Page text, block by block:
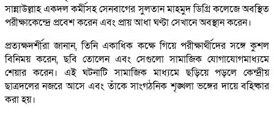
সান্নাউল্লাহ একদল কর্মীসহ সেনবাগের সুলতান মাহমুদ ডিগ্রি কলেজে অবস্থিত
পরীক্ষাকেন্দ্রে প্রবেশ করেন এবং প্রায় আধা ঘণ্টা সেখানে অবস্থান করেন।
প্রত্যক্ষদর্শীরা জানান, তিনি একাধিক কক্ষে গিয়ে পরীক্ষার্থীদের সঙ্গে কুশল
বিনিময় করেন, ছবি তোলেন এবং সেগুলো সামাজিক যোগাযোগমাধ্যমে
শেয়ার করেন। এই ঘটনাটি সামাজিক মাধ্যমে ছড়িয়ে পড়লে কেন্দ্রীয়
ছাত্রদলের নজরে আসে এবং তাঁকে সাংগঠনিক শৃঙ্খলা ভঙ্গের দায়ে বহিষ্কার
করা হয়।